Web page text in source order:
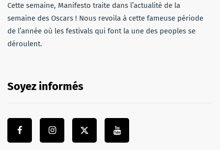
Cette semaine, Manifesto traite dans l’actualité de la
semaine des Oscars ! Nous revoila à cette fameuse période
de l’année où les festivals qui font la une des peoples se
déroulent.
Soyez informés